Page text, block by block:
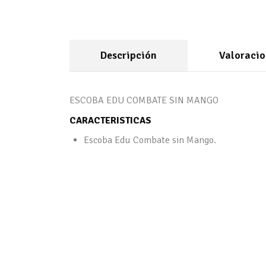
Descripción
ESCOBA EDU COMBATE SIN MANGO
CARACTERISTICAS
Escoba Edu Combate sin Mango.